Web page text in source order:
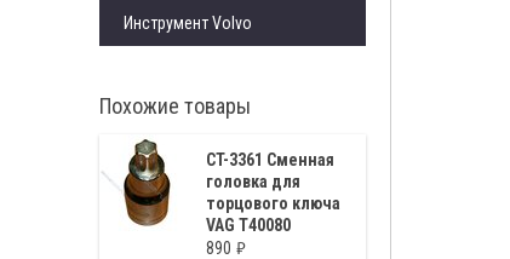
Инструмент Volvo
Похожие товары
CT-3361 Сменная
головка для
торцового ключа
VAG T40080
890